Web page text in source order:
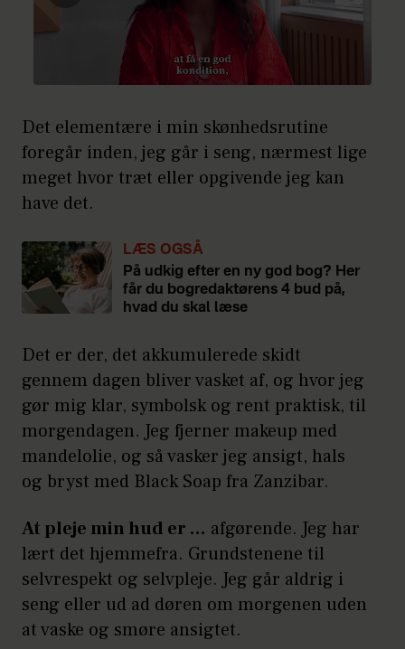
Det elementære i min skønhedsrutine
foregår inden, jeg går i seng, nærmest lige
meget hvor træt eller opgivende jeg kan
have det.
LÆS OGSÅ
På udkig efter en ny god bog? Her
får du bogredaktørens 4 bud på,
hvad du skal læse
Det er der, det akkumulerede skidt
gennem dagen bliver vasket af, og hvor jeg
gør mig klar, symbolsk og rent praktisk, til
morgendagen. Jeg fjerner makeup med
mandelolie, og så vasker jeg ansigt, hals
og bryst med Black Soap fra Zanzibar.
At pleje min hud er … afgørende. Jeg har
lært det hjemmefra. Grundstenene til
selvrespekt og selvpleje. Jeg går aldrig i
seng eller ud ad døren om morgenen uden
at vaske og smøre ansigtet.